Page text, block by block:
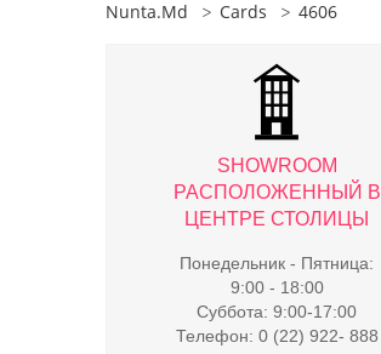
Nunta.md Cards 4606
SHOWROOM
РАСПОЛОЖЕННЫЙ В
ЦЕНТРЕ СТОЛИЦЫ
Понедельник - Пятница:
9:00 - 18:00
Суббота: 9:00-17:00
Телефон: 0 (22) 922- 888